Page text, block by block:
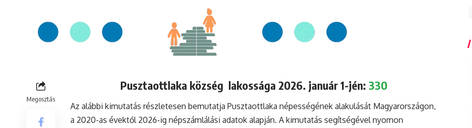
Megosztás
Pusztaottlaka község lakossága 2026. január 1-jén: 330
Az alábbi kimutatás részletesen bemutatja Pusztaottlaka népességének alakulását Magyarországon,
a 2020-as évektől 2026-ig népszámlálási adatok alapján. A kimutatás segítségével nyomon